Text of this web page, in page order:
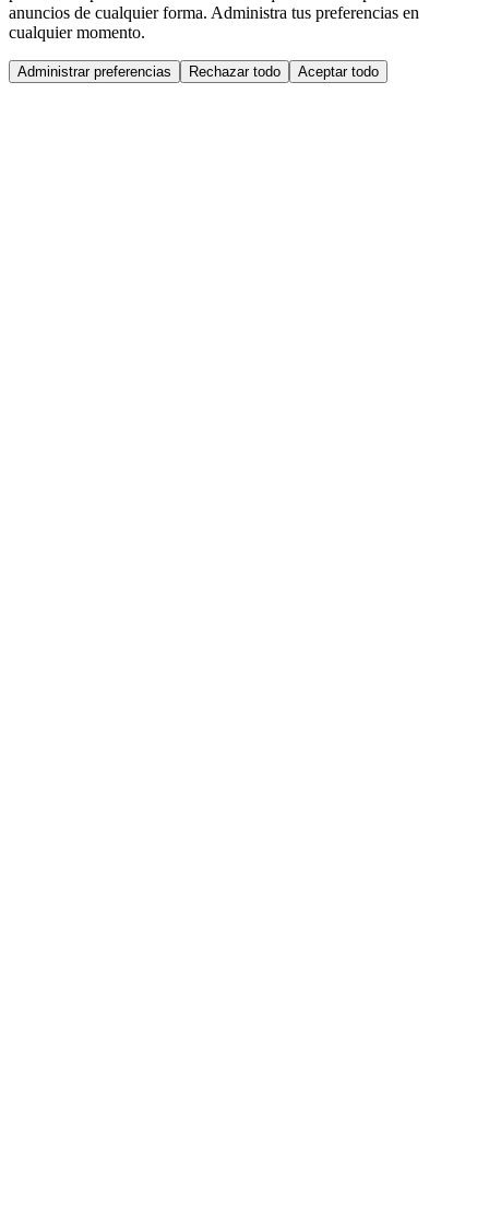
anuncios de cualquier forma. Administra tus preferencias en
cualquier momento.
Administrar preferencias Rechazar todo Aceptar todo